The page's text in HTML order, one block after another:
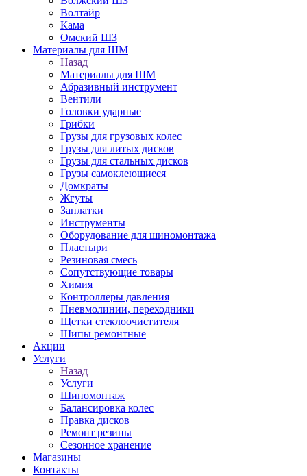
Волтайр
Кама
Омский ШЗ
Материалы для ШМ
Назад
Материалы для ШМ
Абразивный инструмент
Вентили
Головки ударные
Грибки
Грузы для грузовых колес
Грузы для литых дисков
Грузы для стальных дисков
Грузы самоклеющиеся
Домкраты
Жгуты
Заплатки
Инструменты
Оборудование для шиномонтажа
Пластыри
Резиновая смесь
Сопутствующие товары
Химия
Контроллеры давления
Пневмолинии, переходники
Щетки стеклоочистителя
Шипы ремонтные
Акции
Услуги
Назад
Услуги
Шиномонтаж
Балансировка колес
Правка дисков
Ремонт резины
Сезонное хранение
Магазины
Контакты